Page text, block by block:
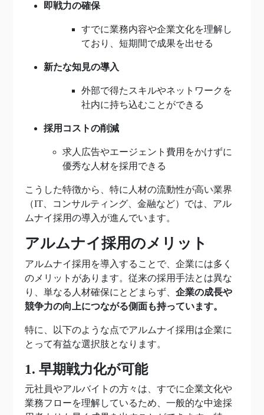
即戦力の確保
すでに業務内容や企業文化を理解し
ており、短期間で成果を出せる
新たな知見の導入
外部で得たスキルやネットワークを
社内に持ち込むことができる
採用コストの削減
求人広告やエージェント費用をかけずに
優秀な人材を採用できる
こうした特徴から、特に人材の流動性が高い業界
（IT、コンサルティング、金融など）では、アル
ムナイ採用の導入が進んでいます。
アルムナイ採用のメリット
アルムナイ採用を導入することで、企業には多く
のメリットがあります。従来の採用手法とは異な
り、単なる人材確保にとどまらず、 企業の成長や
競争力の向上につながる側面も持っています。
特に、以下のような点でアルムナイ採用は企業に
とって有益な選択肢となります。
1. 早期戦力化が可能
元社員やアルバイトの方々は、すでに企業文化や
業務フローを理解しているため、一般的な中途採